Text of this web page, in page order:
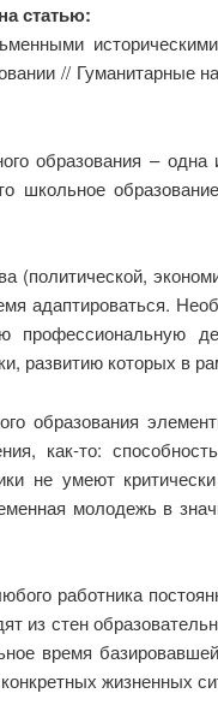
статью:
// Гуманитарные
образования –
школьное
(политической,
адаптироваться.
профессиональную
развитию которых в
образования
как-то:
не умеют
молодежь в
работника
из стен
время
жизненных